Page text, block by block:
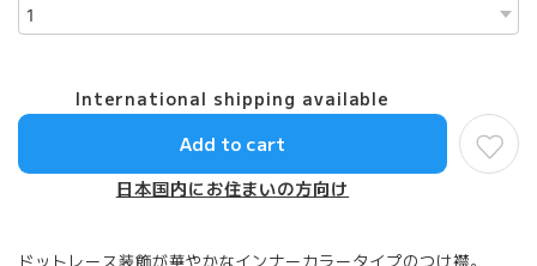
International shipping available
Add to cart
日本国内にお住まいの方向け
ドットレース装飾が華やかなインナーカラータイプのつけ襟。